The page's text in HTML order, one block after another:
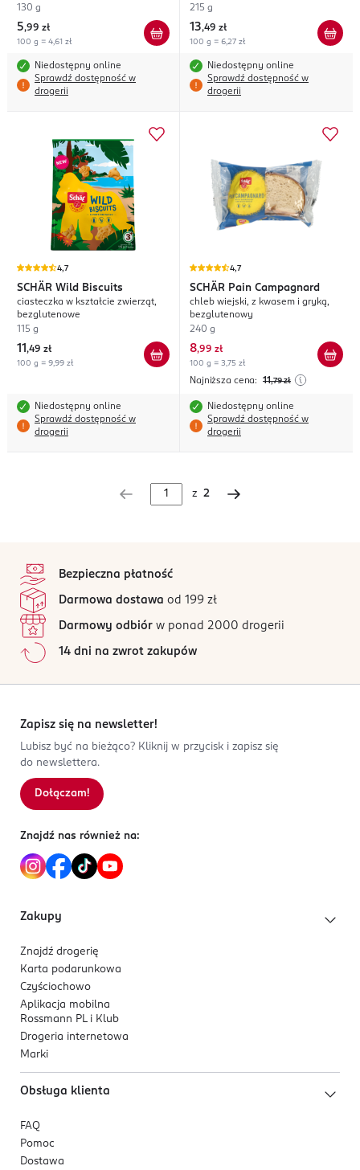
130 g
5,99 zł
100 g = 4,61 zł
Niedostępny online
Sprawdź dostępność w
drogerii
215 g
13,49 zł
100 g = 6,27 zł
Niedostępny online
Sprawdź dostępność w
drogerii
4,7
SCHÄR Wild Biscuits
ciasteczka w kształcie zwierząt,
bezglutenowe
115 g
11 ,49 zł
100 g = 9,99 zł
Niedostępny online
Sprawdź dostępność w
drogerii
4,7
SCHÄR Pain Campagnard
chleb wiejski, z kwasem i gryką,
bezglutenowy
240 g
8,99 zł
100 g = 3,75 zł
Najniższa cena: 11,79 zł
Niedostępny online
Sprawdź dostępność w
drogerii
z 2
Bezpieczna płatność
Darmowa dostawa od 199 zł
Darmowy odbiór w ponad 2000 drogerii
14 dni na zwrot zakupów
Zapisz się na newsletter!
Lubisz być na bieżąco? Kliknij w przycisk i zapisz się
do newslettera.
Dołączam!
Znajdź nas również na:
Zakupy
Znajdź drogerię
Karta podarunkowa
Czyściochowo
Aplikacja mobilna
Rossmann PL i Klub
Drogeria internetowa
Marki
Obsługa klienta
FAQ
Pomoc
Dostawa